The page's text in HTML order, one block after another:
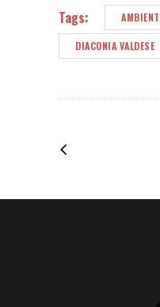
Tags:
DIACONIA VALDESE